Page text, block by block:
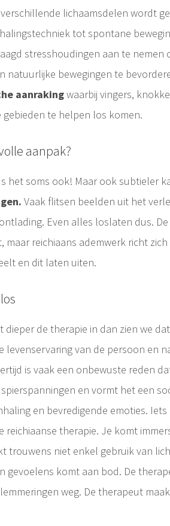
lichaamsdelen wordt
tot spontane
stresshoudingen aan te nemen
natuurlijke bewegingen te
aanrakingwaarbij vingers,
te helpen los komen.
aanpak?
het soms ook! Maar ook subtieler
Vaak flitsen beelden uit het
Even alles loslaten dus.
maar reichiaans ademwerk richt
en dit laten uiten.
dieper de therapie in dan zien we
levenservaring van de persoon en
is vaak een onbewuste reden
en vormt het een
en bevredigende emoties.
reichiaanse therapie. Je komt
trouwens niet enkel gebruik van
gevoelens komt aan bod. De
weg. De therapeut